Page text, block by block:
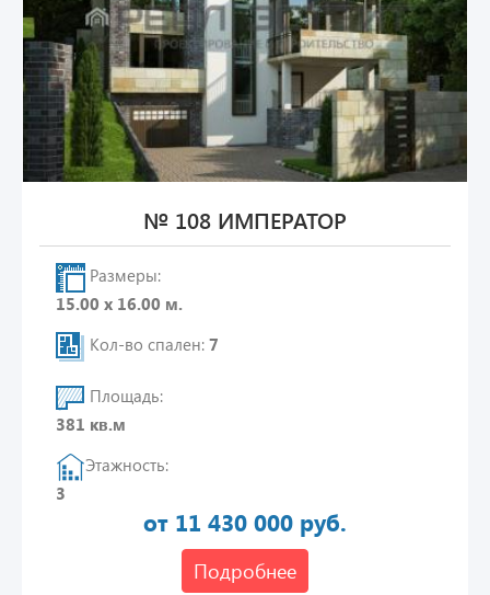
№ 108 ИМПЕРАТОР
Размеры:
15.00 х 16.00 м.
Кол-во спален: 7
Площадь:
381 кв.м
Этажность:
3
от 11 430 000 руб.
Подробнее